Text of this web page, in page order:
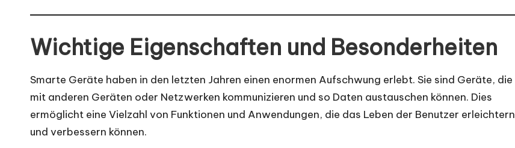
Wichtige Eigenschaften und Besonderheiten
Smarte Geräte haben in den letzten Jahren einen enormen Aufschwung erlebt. Sie sind Geräte, die
mit anderen Geräten oder Netzwerken kommunizieren und so Daten austauschen können. Dies
ermöglicht eine Vielzahl von Funktionen und Anwendungen, die das Leben der Benutzer erleichtern
und verbessern können.